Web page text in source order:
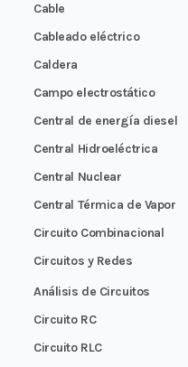
Cable
Cableado eléctrico
Caldera
Campo electrostático
Central de energía diesel
Central Hidroeléctrica
Central Nuclear
Central Térmica de Vapor
Circuito Combinacional
Circuitos y Redes
Análisis de Circuitos
Circuito RC
Circuito RLC